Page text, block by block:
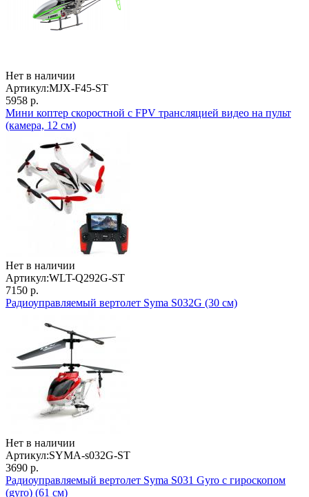
Нет в наличии
Артикул:MJX-F45-ST
5958 р.
Мини коптер скоростной с FPV трансляцией видео на пульт
(камера, 12 см)
Нет в наличии
Артикул:WLT-Q292G-ST
7150 р.
Радиоуправляемый вертолет Syma S032G (30 см)
Нет в наличии
Артикул:SYMA-s032G-ST
3690 р.
Радиоуправляемый вертолет Syma S031 Gyro с гироскопом
(gyro) (61 см)